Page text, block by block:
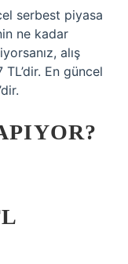
serbest piyasa
ne kadar
alış
En güncel